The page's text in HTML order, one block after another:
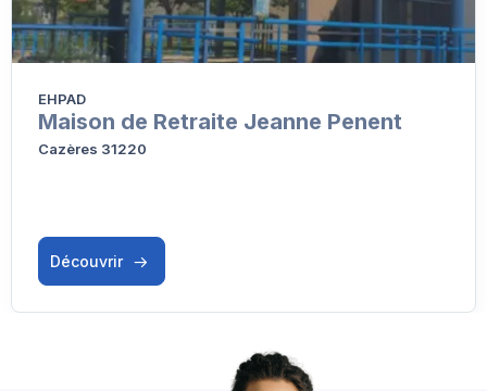
EHPAD
Maison de Retraite Jeanne Penent
Cazères 31220
Découvrir